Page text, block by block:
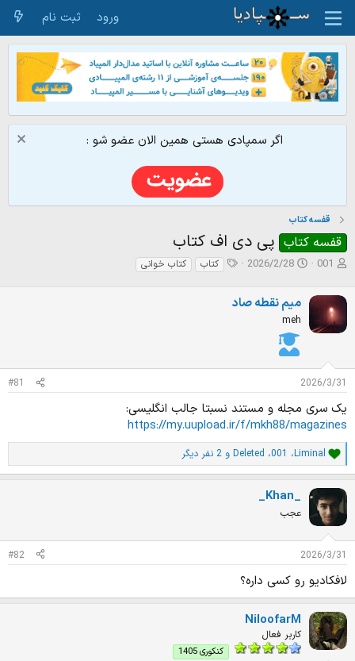
ورود ثبت نام
اگر سمپادی هستی همین الان عضو شو :
قفسه کتاب‌
قفسه کتاب پی دی اف کتاب
ش
و
ع
ک
ن
د
ه
م
و
ض
ع
001
ت
ی
خ
ش
ر
2026/2/28
ت کتاب کتاب خوانی
میم نقطه صاد
meh
2026/3/31
#81
یک سری مجله و مستند نسبتا جالب انگلیسی:
https://my.uupload.ir/f/mkh88/magazines
ا
م
ت
ا
ز
ت
:
Liminal، 001، Deleted و 2 نفر دیگر
_Khan_
عجب
2026/3/31
#82
لافکادیو رو کسی داره؟
NiloofarM
کاربر فعال
کنکوری 1405